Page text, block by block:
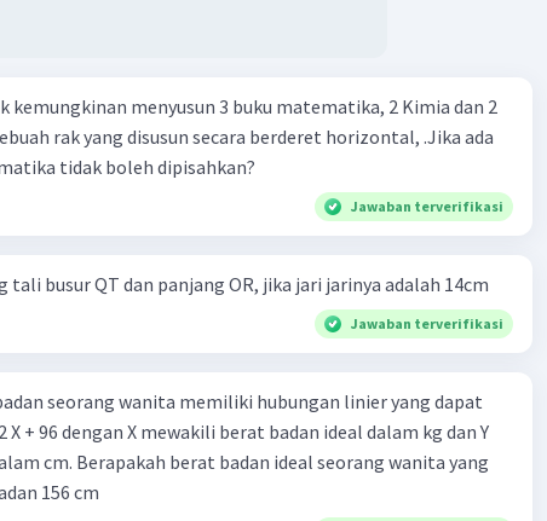
kemungkinan menyusun 3 buku matematika, 2 Kimia dan 2
rak yang disusun secara berderet horizontal, .Jika ada
tidak boleh dipisahkan?
Jawaban terverifikasi
busur QT dan panjang OR, jika jari jarinya adalah 14cm
Jawaban terverifikasi
seorang wanita memiliki hubungan linier yang dapat
X + 96 dengan X mewakili berat badan ideal dalam kg dan Y
cm. Berapakah berat badan ideal seorang wanita yang
156 cm